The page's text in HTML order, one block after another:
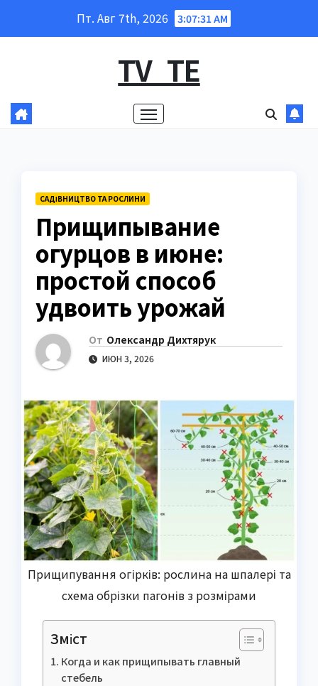
Пт. Авг 7th, 2026 3:07:32 AM
TV_TE
САДІВНИЦТВО ТА РОСЛИНИ
Прищипывание
огурцов в июне:
простой способ
удвоить урожай
От Олександр Дихтярук
ИЮН 3, 2026
Прищипування огірків: рослина на шпалері та
схема обрізки пагонів з розмірами
Зміст
Когда и как прищипывать главный
стебель